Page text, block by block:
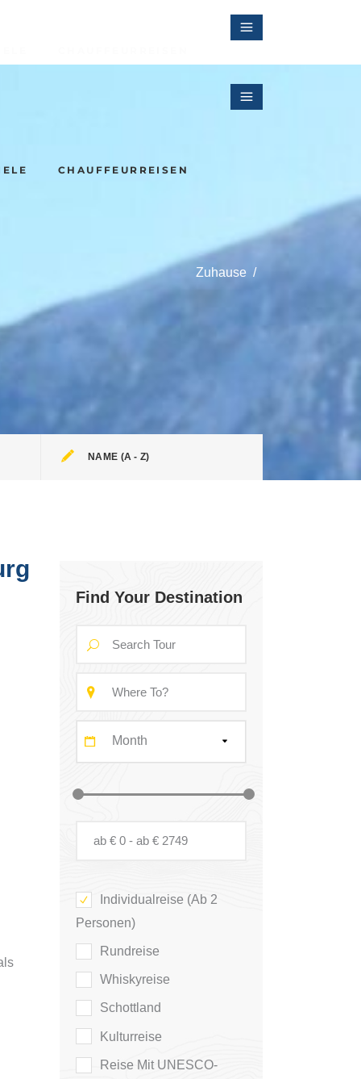
Irlands Kulturlandschaften
Sherryreise in Andalusien
CHAUFFEURREISEN
Zuhause /
NAME (A - Z)
Find Your Destination
Month
Individualreise (ab 2
Personen)
Rundreise
Whiskyreise
Schottland
Kulturreise
Reise Mit UNESCO-